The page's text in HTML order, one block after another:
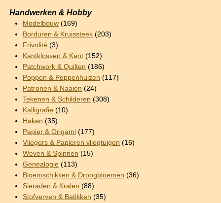
Handwerken & Hobby
Modelbouw (169)
Borduren & Kruissteek (203)
Frivolité (3)
Kantklossen & Kant (152)
Patchwork & Quilten (186)
Poppen & Poppenhuizen (117)
Patronen & Naaien (24)
Tekenen & Schilderen (308)
Kalligrafie (10)
Haken (35)
Papier & Origami (177)
Vliegers & Papieren vliegtuigen (16)
Weven & Spinnen (15)
Genealogie (113)
Bloemschikken & Droogbloemen (36)
Sieraden & Kralen (88)
Stofverven & Batikken (35)